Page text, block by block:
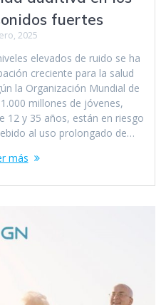
fuertes
2025
elevados de ruido se ha
creciente para la salud
la Organización Mundial de
millones de jóvenes,
12 y 35 años, están en riesgo
al uso prolongado de…
más